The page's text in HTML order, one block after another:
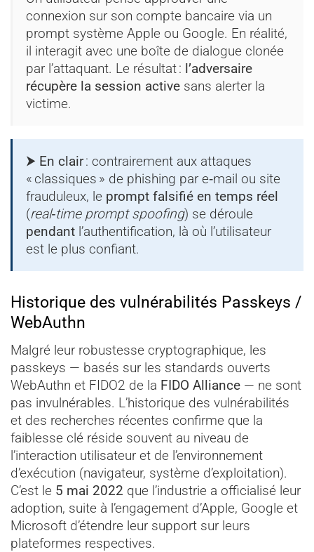
connexion sur son compte bancaire via un
prompt système Apple ou Google. En réalité,
il interagit avec une boîte de dialogue clonée
par l’attaquant. Le résultat : l’adversaire
récupère la session active sans alerter la
victime.
⮞ En clair: contrairement aux attaques
« classiques » de phishing par e‑mail ou site
frauduleux, le prompt falsifié en temps réel
(real‑time prompt spoofing) se déroule
pendant l’authentification, là où l’utilisateur
est le plus confiant.
Historique des vulnérabilités Passkeys /
WebAuthn
Malgré leur robustesse cryptographique, les
passkeys — basés sur les standards ouverts
WebAuthn et FIDO2 de la FIDO Alliance — ne sont
pas invulnérables. L’historique des vulnérabilités
et des recherches récentes confirme que la
faiblesse clé réside souvent au niveau de
l’interaction utilisateur et de l’environnement
d’exécution (navigateur, système d’exploitation).
C’est le 5 mai 2022 que l’industrie a officialisé leur
adoption, suite à l’engagement d’Apple, Google et
Microsoft d’étendre leur support sur leurs
plateformes respectives.